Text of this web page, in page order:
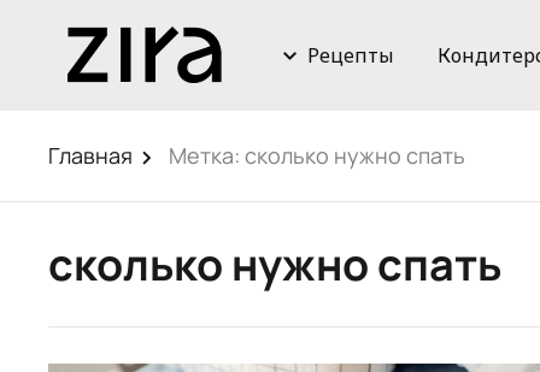
Рецепты
Главная Метка: сколько нужно спать
сколько нужно спать